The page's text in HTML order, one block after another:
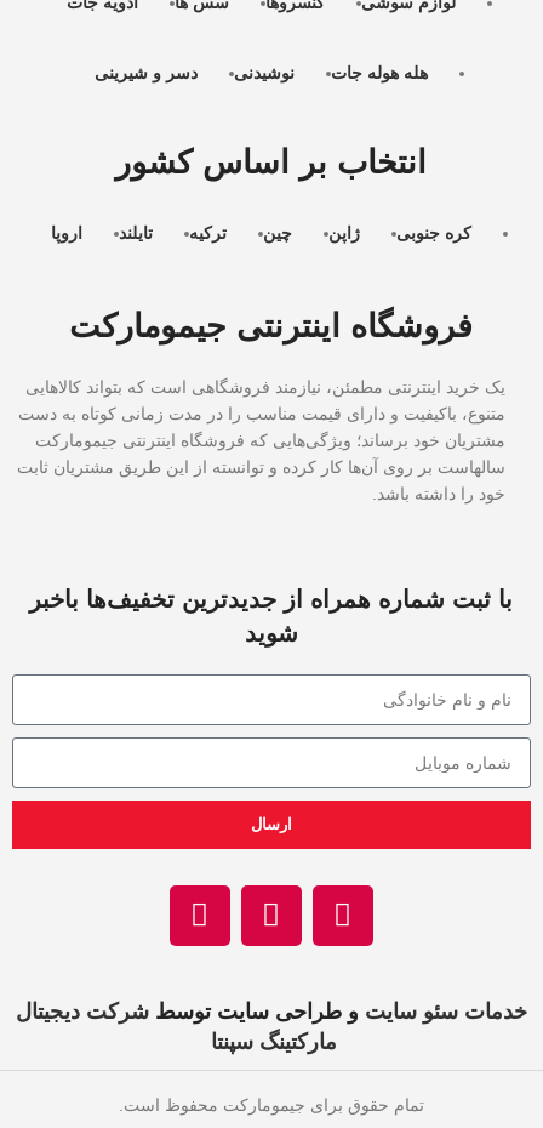
هله هوله جات نوشیدنی دسر و شیرینی
انتخاب بر اساس کشور
کره جنوبی ژاپن چین ترکیه تایلند اروپا
فروشگاه اینترنتی جیمومارکت
یک خرید اینترنتی مطمئن، نیازمند فروشگاهی است که بتواند کالاهایی
متنوع، باکیفیت و دارای قیمت مناسب را در مدت زمانی کوتاه به دست
مشتریان خود برساند؛ ویژگی‌هایی که فروشگاه اینترنتی جیمومارکت
سالهاست بر روی آن‌ها کار کرده و توانسته از این طریق مشتریان ثابت
خود را داشته باشد.
با ثبت شماره همراه از جدید‌ترین تخفیف‌ها با‌خبر
شوید
ارسال
خدمات سئو سایت و طراحی سایت توسطشرکت دیجیتال
مارکتینگ سپنتا
تمام حقوق برای جیمومارکت محفوظ است.